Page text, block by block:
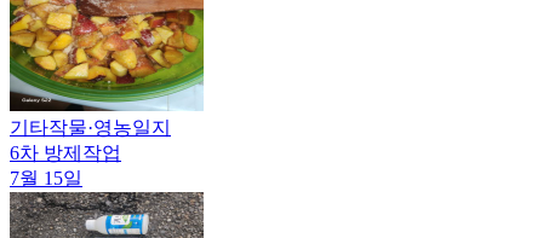
기타작물·영농일지
6차 방제작업
7월 15일